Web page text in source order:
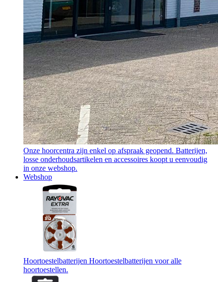
Onze hoorcentra zijn enkel op afspraak geopend. Batterijen,
losse onderhoudsartikelen en accessoires koopt u eenvoudig
in onze webshop.
Webshop
Hoortoestelbatterijen Hoortoestelbatterijen voor alle
hoortoestellen.